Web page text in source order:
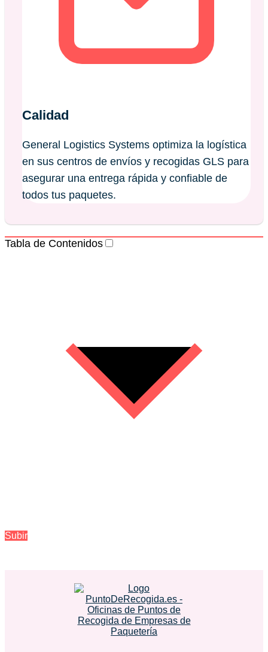
Calidad
General Logistics Systems optimiza la logística
en sus centros de envíos y recogidas GLS para
asegurar una entrega rápida y confiable de
todos tus paquetes.
Tabla de Contenidos
Subir